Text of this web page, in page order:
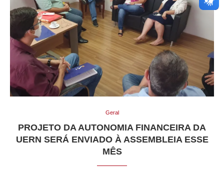
Geral
PROJETO DA AUTONOMIA FINANCEIRA DA
UERN SERÁ ENVIADO À ASSEMBLEIA ESSE
MÊS